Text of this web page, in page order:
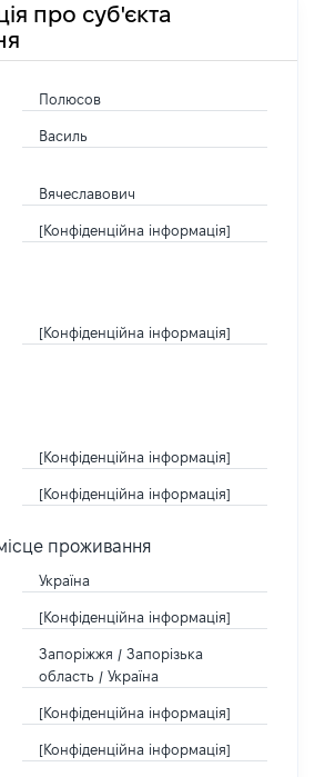
про суб'єкта
Полюсов
Василь
Вячеславович
[Конфіденційна інформація]
[Конфіденційна інформація]
[Конфіденційна інформація]
[Конфіденційна інформація]
проживання
Україна
[Конфіденційна інформація]
Запоріжжя / Запорізька
область / Україна
[Конфіденційна інформація]
[Конфіденційна інформація]